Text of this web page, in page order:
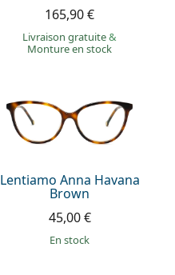
165,90 €
Livraison gratuite&
Monture en stock
Lentiamo Anna Havana
Brown
45,00 €
en stock